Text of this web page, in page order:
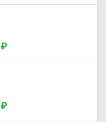
₽
₽